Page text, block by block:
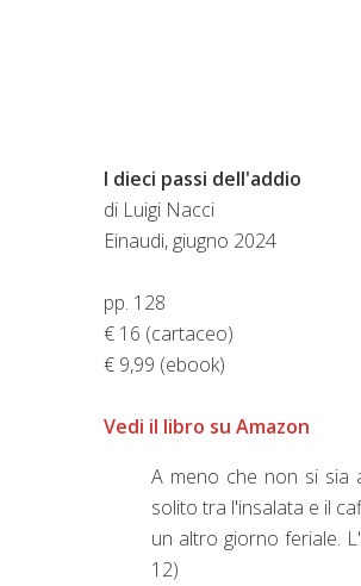
I dieci passi dell'addio
di Luigi Nacci
Einaudi, giugno 2024
pp. 128
€ 16 (cartaceo)
€ 9,99 (ebook)
Vedi il libro su Amazon
A meno che non si sia
solito tra l'insalata e il
un altro giorno feriale.
12)